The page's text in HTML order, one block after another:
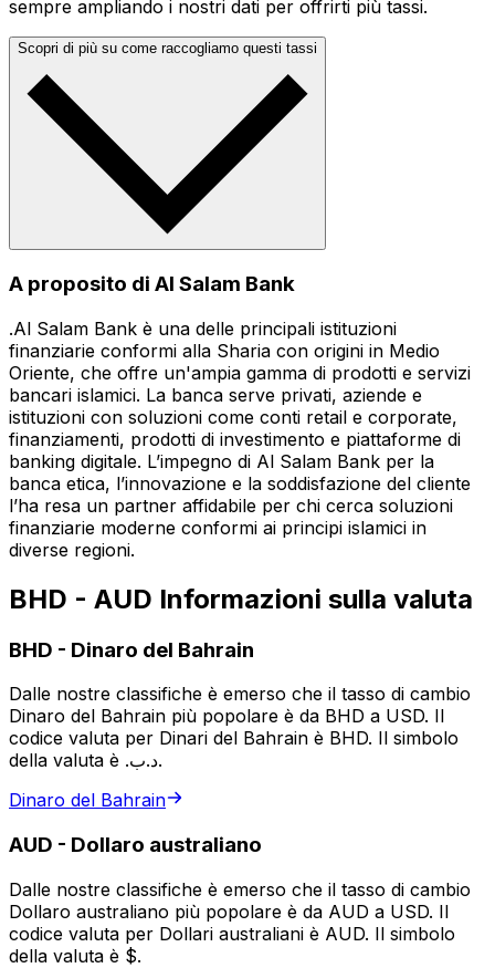
sempre ampliando i nostri dati per offrirti più tassi.
Scopri di più su come raccogliamo questi tassi
A proposito di Al Salam Bank
.Al Salam Bank è una delle principali istituzioni
finanziarie conformi alla Sharia con origini in Medio
Oriente, che offre un'ampia gamma di prodotti e servizi
bancari islamici. La banca serve privati, aziende e
istituzioni con soluzioni come conti retail e corporate,
finanziamenti, prodotti di investimento e piattaforme di
banking digitale. L’impegno di Al Salam Bank per la
banca etica, l’innovazione e la soddisfazione del cliente
l’ha resa un partner affidabile per chi cerca soluzioni
finanziarie moderne conformi ai principi islamici in
diverse regioni.
BHD - AUD Informazioni sulla valuta
BHD - Dinaro del Bahrain
Dalle nostre classifiche è emerso che il tasso di cambio
Dinaro del Bahrain più popolare è da BHD a USD. Il
codice valuta per Dinari del Bahrain è BHD. Il simbolo
della valuta è .د.ب.
Dinaro del Bahrain
AUD - Dollaro australiano
Dalle nostre classifiche è emerso che il tasso di cambio
Dollaro australiano più popolare è da AUD a USD. Il
codice valuta per Dollari australiani è AUD. Il simbolo
della valuta è $.